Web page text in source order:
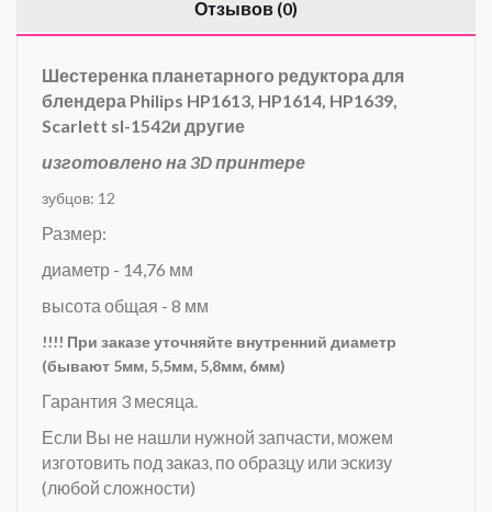
Отзывов (0)
Шестеренка планетарного редуктора для
блендера Philips HP1613, HP1614, HP1639,
Scarlett sl-1542и другие
изготовлено на 3D принтере
зубцов: 12
Размер:
диаметр - 14,76 мм
высота общая - 8 мм
!!!! При заказе уточняйте внутренний диаметр
(бывают 5мм, 5,5мм, 5,8мм, 6мм)
Гарантия 3 месяца.
Если Вы не нашли нужной запчасти, можем
изготовить под заказ, по образцу или эскизу
(любой сложности)